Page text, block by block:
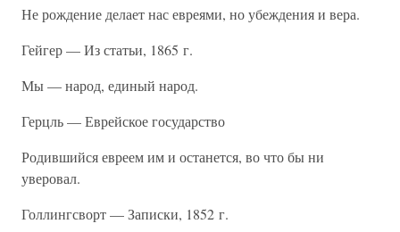
Не рождение делает нас евреями, но убеждения и вера.
Гейгер — Из статьи, 1865 г.
Мы — народ, единый народ.
Герцль — Еврейское государство
Родившийся евреем им и останется, во что бы ни
уверовал.
Голлингсворт — Записки, 1852 г.